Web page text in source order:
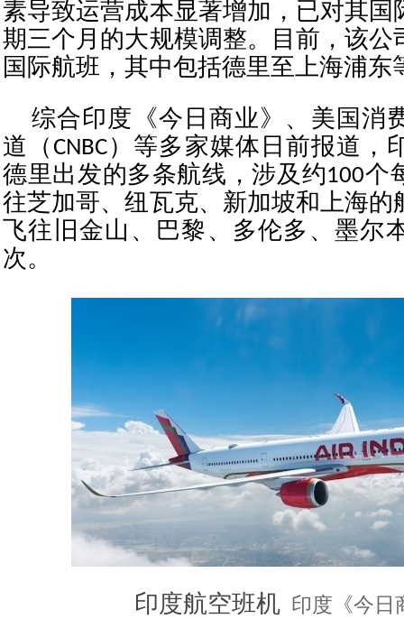
素导致运营成本显著增加，已对其国
期三个月的大规模调整。目前，该公
国际航班，其中包括德里至上海浦东
综合印度《今日商业》、美国消
道（CNBC）等多家媒体日前报道，
德里出发的多条航线，涉及约100个
往芝加哥、纽瓦克、新加坡和上海的
飞往旧金山、巴黎、多伦多、墨尔
次。
印度航空班机 印度《今日